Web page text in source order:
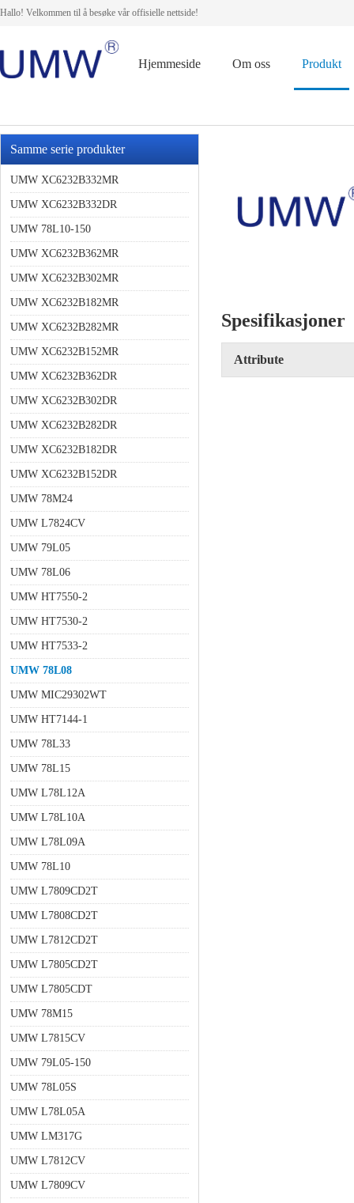
Hallo! Velkommen til å besøke vår offisielle nettside!
Hjemmeside Om oss Produkt
Samme serie produkter
UMW XC6232B332MR
UMW XC6232B332DR
UMW 78L10-150
UMW XC6232B362MR
UMW XC6232B302MR
UMW XC6232B182MR
UMW XC6232B282MR
UMW XC6232B152MR
UMW XC6232B362DR
UMW XC6232B302DR
UMW XC6232B282DR
UMW XC6232B182DR
UMW XC6232B152DR
UMW 78M24
UMW L7824CV
UMW 79L05
UMW 78L06
UMW HT7550-2
UMW HT7530-2
UMW HT7533-2
UMW 78L08
UMW MIC29302WT
UMW HT7144-1
UMW 78L33
UMW 78L15
UMW L78L12A
UMW L78L10A
UMW L78L09A
UMW 78L10
UMW L7809CD2T
UMW L7808CD2T
UMW L7812CD2T
UMW L7805CD2T
UMW L7805CDT
UMW 78M15
UMW L7815CV
UMW 79L05-150
UMW 78L05S
UMW L78L05A
UMW LM317G
UMW L7812CV
UMW L7809CV
Spesifikasjoner
Attribute